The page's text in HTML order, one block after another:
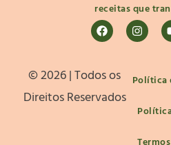
receitas que
©️ 2026 | Todos os
Direitos Reservados
Política